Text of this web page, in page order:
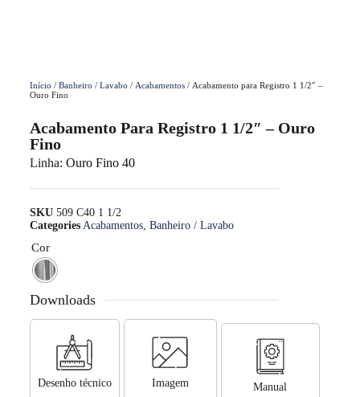
Início / Banheiro / Lavabo / Acabamentos/ Acabamento para Registro 1 1/2″ –
Ouro Fino
Acabamento Para Registro 1 1/2″ – Ouro
Fino
Linha: Ouro Fino 40
SKU 509 C40 1 1/2
Categories Acabamentos, Banheiro / Lavabo
Cor
Downloads
Desenho técnico Imagem Manual